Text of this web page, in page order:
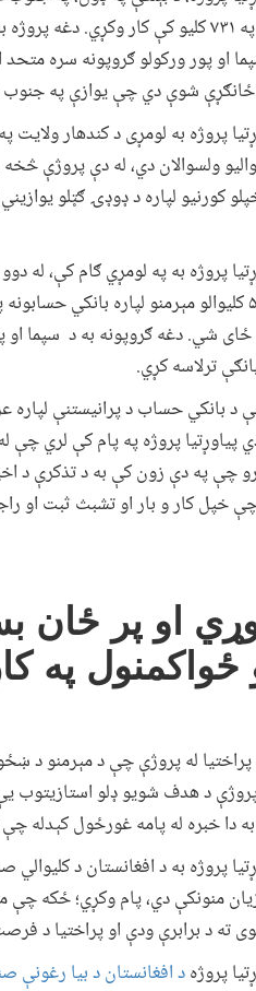
ولایتونو د اتو ولسوالیو په ۷۳۱
دي چې یوازې په جنوب غرب زون کې به تر ۵۸۵۰۰
پروژه به لومړی د کندهار
ولسوالان دي، له دې پروژې
کورنیو لپاره د ډوډۍ ګټلو
پروژه به په لومړي ګام کې، له
زون کې د خوا و شا ۵۰۰۰ کلیوالو مېرمنو
ځای شي. دغه ګروپونه به د سپما
ترلاسه کړي.
بانکي حساب د پرانیستنې لپاره
پیاوړتیا پروژه په پام کې لري
چې په دې زون کې به د تذکرې د
کار و بار او تشبث ثبت او
او پر ځان
ځواکمنول په
پراختیا له پروژې چې د مېرمنو د
د هدف شویو ډلو استازیتوب
به دا خبره له پامه غورځول کېدله
پروژه به د افغانستان د کلیوالي
منونکې دي، پام وکړي؛ ځکه چې
ته د برابرې ودې او پراختیا د
پروژهد افغانستان د بیا رغونې